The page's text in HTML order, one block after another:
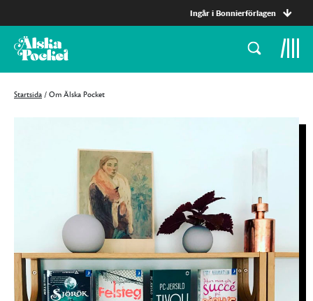
Ingår i Bonnierförlagen
Startsida / Om Älska Pocket